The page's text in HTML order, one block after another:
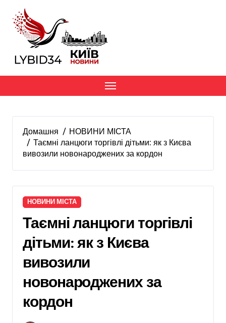
вмісту
Домашня
НОВИНИ МІСТА
Таємні ланцюги торгівлі дітьми: як з Києва
вивозили новонароджених за кордон
НОВИНИ МІСТА
Таємні ланцюги торгівлі
дітьми: як з Києва
вивозили
новонароджених за
кордон